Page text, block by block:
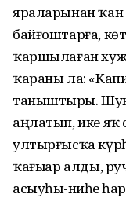
яраларынан
байғоштарға,
ҡаршылаған
ҡараны ла:
таныштырҙы.
аңлатып, ике яҡ
ултырғысҡа
ҡағыҙҙар алды,
асыуһыҙ-ниһеҙ